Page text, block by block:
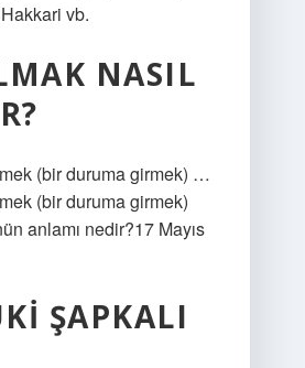
vb.
NASIL
(bir duruma girmek) …
(bir duruma girmek)
anlamı nedir?17 Mayıs
ŞAPKALI